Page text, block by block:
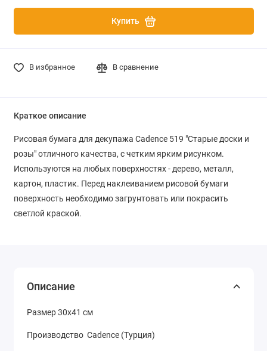
Купить
В избранное В сравнение
Краткое описание
Рисовая бумага для декупажа Cadence 519 "Старые доски и
розы" отличного качества, с четким ярким рисунком.
Используются на любых поверхностях - дерево, металл,
картон, пластик. Перед наклеиванием рисовой бумаги
поверхность необходимо загрунтовать или покрасить
светлой краской.
Описание
Размер 30х41 см
Производство Cadence (Турция)